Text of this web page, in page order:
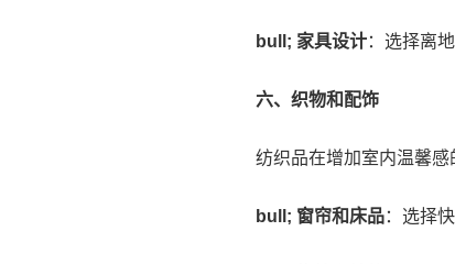
bull; 家具设计：选择离
六、织物和配饰
纺织品在增加室内温馨感
bull; 窗帘和床品：选择